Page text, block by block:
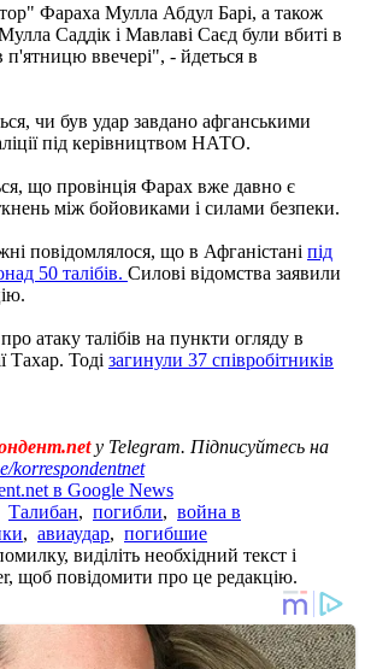
Фараха Мулла Абдул Барі, а також
Саддік і Мавлаві Саєд були вбиті в
п'ятницю ввечері", - йдеться в
чи був удар завдано афганськими
під керівництвом НАТО.
що провінція Фарах вже давно є
між бойовиками і силами безпеки.
повідомлялося, що в Афганістані під
50 талібів. Силові відомства заявили
атаку талібів на пункти огляду в
Тахар. Тоді загинули 37 співробітників
у Telegram. Підписуйтесь на
korrespondentnet
в Google News
Талибан, погибли, война в
, авиаудар, погибшие
виділіть необхідний текст і
щоб повідомити про це редакцію.